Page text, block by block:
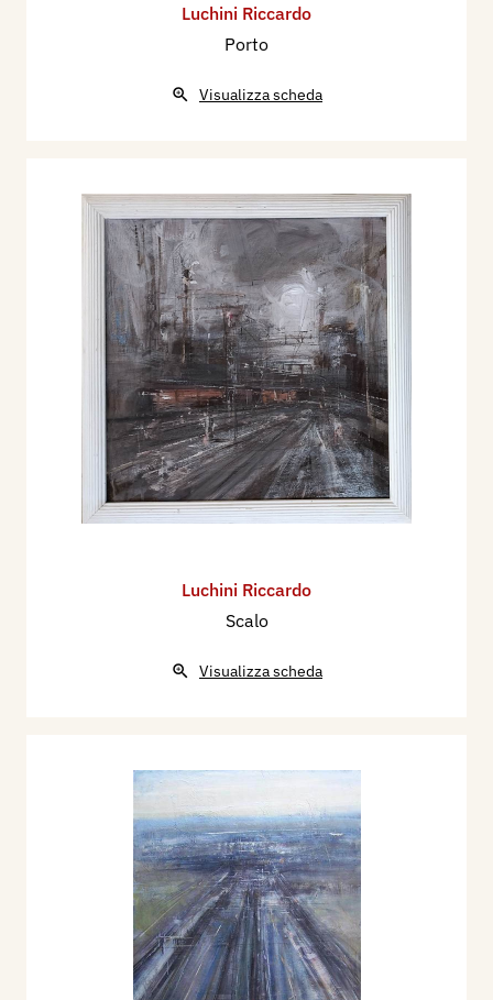
Luchini Riccardo
Porto
Visualizza scheda
Luchini Riccardo
Scalo
Visualizza scheda